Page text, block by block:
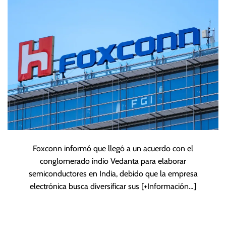
Foxconn informó que llegó a un acuerdo con el
conglomerado indio Vedanta para elaborar
semiconductores en India, debido que la empresa
electrónica busca diversificar sus [+Información…]